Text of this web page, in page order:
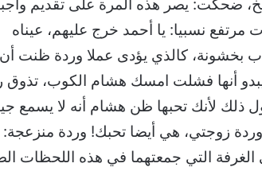
ضحكت: يصر هذه المرة على تقديم
نسبيا: يا أحمد خرج عليهم، عيناه
بخشونة، كالذي يؤدى عملا وردة ظنت
أنها فشلت امسك هشام الكوب،
لأنك تحبها ظن هشام أنه لا يسمع
زوجتي، هي أيضا تحبك! وردة منزعجة:
الغرفة التي جمعتهما في هذه اللحظات